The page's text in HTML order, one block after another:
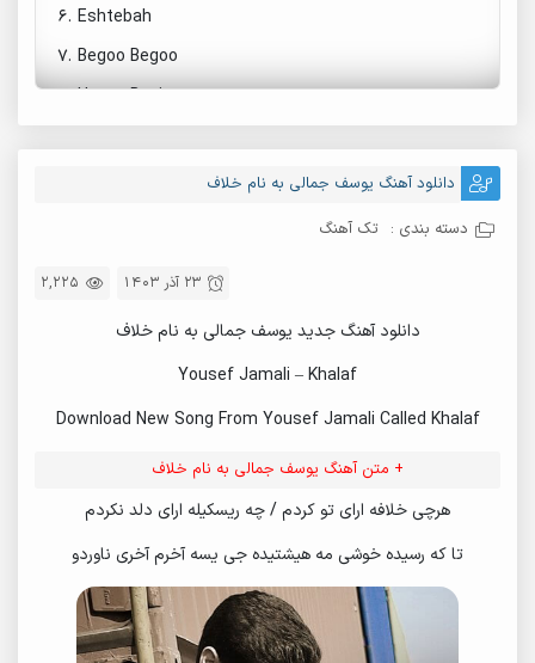
6. Eshtebah
7. Begoo Begoo
8. Havas Bazi
13. Zende Koshe Morde Parast
Piremard
Nardeban (Remix)
16. Dashte Setizah
20. Eshghe Penhan (Remix)
21. Balabarz
22. Eshghe Penhan
دانلود آهنگ یوسف جمالی به نام خلاف
دسته بندی : تک آهنگ
2,225 23 آذر 1403
دانلود آهنگ جدید یوسف جمالی به نام خلاف
Yousef Jamali – Khalaf
Download New Song From Yousef Jamali Called Khalaf
+ متن آهنگ یوسف جمالی به نام خلاف
هرچی خلافه ارای تو کردم / چه ریسکیله ارای دلد نکردم
تا که رسیده خوشی مه هیشتیده جی یسه آخرم آخری ناوردو